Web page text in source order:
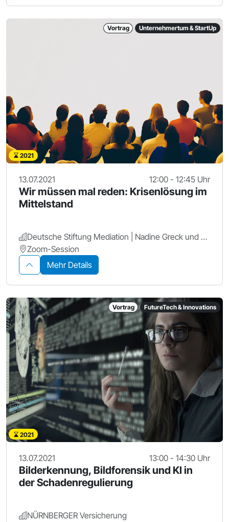
Vortrag Unternehmertum & StartUp
2021
13.07.2021 12:00 - 12:45 Uhr
Wir müssen mal reden: Krisenlösung im
Mittelstand
Deutsche Stiftung Mediation | Nadine Greck und Verena Gibson | Leitung Fachreferat Wirtschaft
Zoom-Session
Mehr Details
Vortrag FutureTech & Innovations
2021
13.07.2021 13:00 - 14:30 Uhr
Bilderkennung, Bildforensik und KI in
der Schadenregulierung
NÜRNBERGER Versicherung